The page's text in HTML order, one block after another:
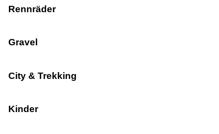
Rennräder
Gravel
City & Trekking
Kinder